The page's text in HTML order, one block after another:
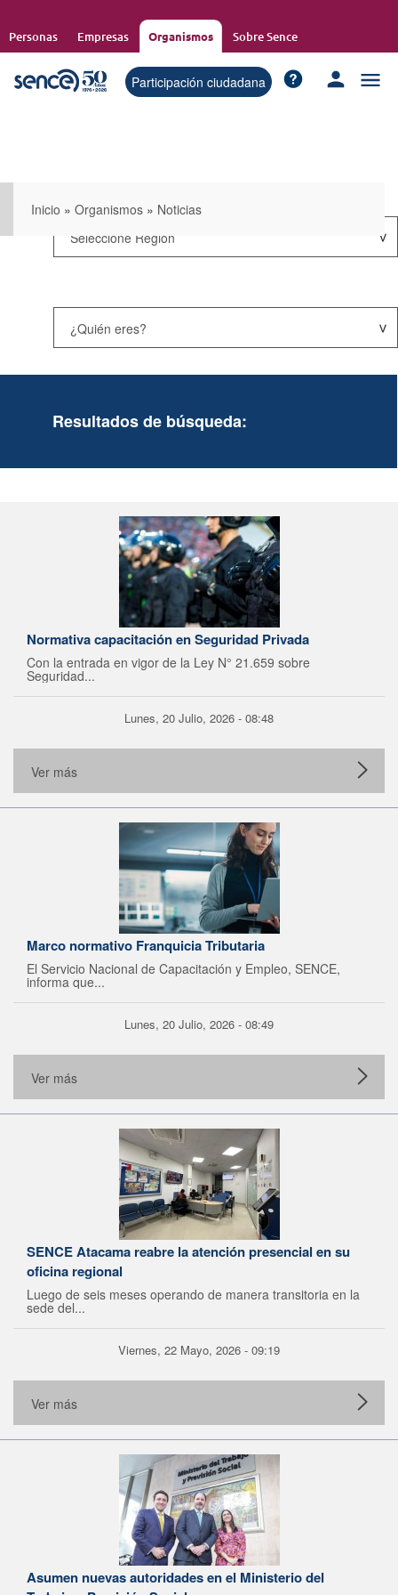
contenido
Personas Empresas Organismos Sobre Sence
Participación ciudadana
Inicio » Organismos » Noticias
Resultados de búsqueda:
Normativa capacitación en Seguridad Privada
Con la entrada en vigor de la Ley N° 21.659 sobre
Seguridad...
Lunes, 20 Julio, 2026 - 08:48
Ver más
Marco normativo Franquicia Tributaria
El Servicio Nacional de Capacitación y Empleo, SENCE,
informa que...
Lunes, 20 Julio, 2026 - 08:49
Ver más
SENCE Atacama reabre la atención presencial en su
oficina regional
Luego de seis meses operando de manera transitoria en la
sede del...
Viernes, 22 Mayo, 2026 - 09:19
Ver más
Asumen nuevas autoridades en el Ministerio del